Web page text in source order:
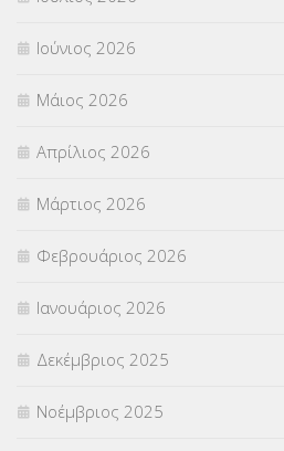
ΣΕΜΙΝΑΡΙΑ – ΗΜΕΡΙΔΕΣ
ΣΕΠ(50)
ΣΤΕΛΕΧΗ(360)
ΣΥΜΒΟΥΛΕΥΤΙΚΟΣ ΣΤΑΘΜΟΣ ΝΕΩΝ
ΣΥΝΤΑΞΕΙΣ(12)
ΣΧΟΛΙΚΟΙ ΣΥΜΒΟΥΛΟΙ
ΥΠΕΡΑΡΙΘΜΟΙ(1)
ΥΠΟΤΡΟΦΙΕΣ(28)
Ιούνιος 2026
Μάιος 2026
Απρίλιος 2026
Μάρτιος 2026
Φεβρουάριος 2026
Ιανουάριος 2026
Δεκέμβριος 2025
Νοέμβριος 2025